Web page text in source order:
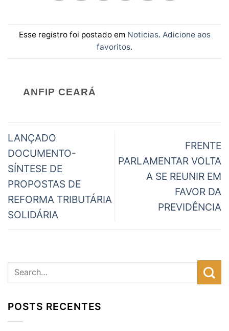
Esse registro foi postado em Noticias. Adicione aos
favoritos.
ANFIP CEARÁ
LANÇADO
DOCUMENTO-
SÍNTESE DE
PROPOSTAS DE
REFORMA TRIBUTÁRIA
SOLIDÁRIA
FRENTE
PARLAMENTAR VOLTA
A SE REUNIR EM
FAVOR DA
PREVIDÊNCIA
POSTS RECENTES